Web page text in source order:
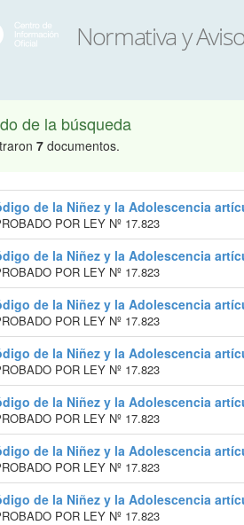
Normativa y
de la búsqueda
7 documentos.
de la Niñez y la Adolescencia
POR LEY Nº 17.823
de la Niñez y la Adolescencia
POR LEY Nº 17.823
de la Niñez y la Adolescencia
POR LEY Nº 17.823
de la Niñez y la Adolescencia
POR LEY Nº 17.823
de la Niñez y la Adolescencia
POR LEY Nº 17.823
de la Niñez y la Adolescencia
POR LEY Nº 17.823
de la Niñez y la Adolescencia
POR LEY Nº 17.823